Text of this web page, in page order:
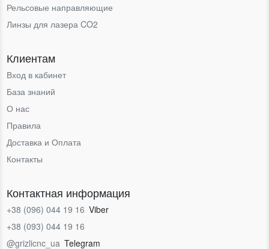
Рельсовые направляющие
Линзы для лазера CO2
Клиентам
Вход в кабинет
База знаний
О нас
Правила
Доставка и Оплата
Контакты
Контактная информация
+38 (096) 044 19 16 Viber
+38 (093) 044 19 16
@grizlicnc_ua Telegram